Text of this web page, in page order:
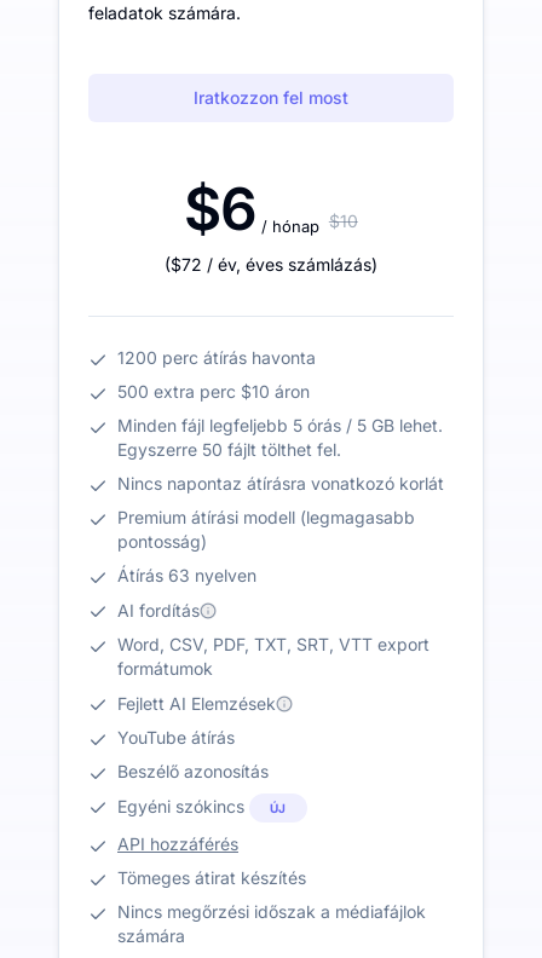
feladatok számára.
Iratkozzon fel most
$6 / hónap $10
($72 / év, éves számlázás)
1200 perc átírás havonta
500 extra perc $10 áron
Minden fájl legfeljebb 5 órás / 5 GB lehet.
Egyszerre 50 fájlt tölthet fel.
Nincs napontaz átírásra vonatkozó korlát
Premium átírási modell (legmagasabb
pontosság)
Átírás 63 nyelven
AI fordítás
Word, CSV, PDF, TXT, SRT, VTT export
formátumok
Fejlett AI Elemzések
YouTube átírás
Beszélő azonosítás
Egyéni szókincs
ÚJ
API hozzáférés
Tömeges átirat készítés
Nincs megőrzési időszak a médiafájlok
számára